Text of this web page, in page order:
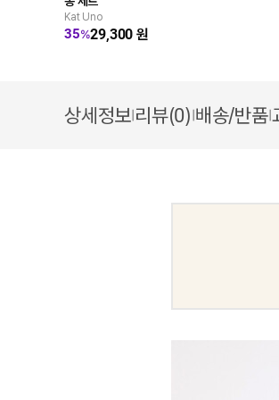
Kat Uno
35%29,300원
상세정보|리뷰(0)|배송/반품|